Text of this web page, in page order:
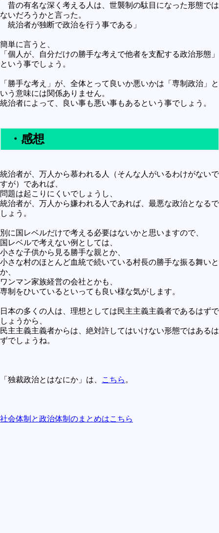
昔の有名な深く考える人は、世襲制の駄目になった形態では
ないだろうかと言った。
統治者が独断で政治を行う事である」
簡単に言うと、
「個人が、自分だけの勝手な考えで他者を支配する政治形態」
という事でしょう。
「勝手な考え」が、全体とって良いか悪いかは「専制政治」と
いう意味には関係ありません。
統治者によって、良い事も悪い事もあるという事でしょう。
・感想
統治者が、万人から慕われる人（そんな人がいるわけがないで
すが）であれば、
問題は起こりにくいでしょうし、
統治者が、万人から嫌われる人であれば、最悪な政治となるで
しょう。
別に国レベルだけで考える必要はないかと思いますので、
国レベルで考えない例としては、
小さな子供から見る勝手な親とか、
小さな村のほとんど血統で続いている村長の勝手な振る舞いと
か、
ワンマン家族経営の会社とかも、
専制をひいているといっても良い様な気がします。
日本の多くの人は、理想としては民主主義主義者であるはずで
しょうから、
民主主義主義者からは、絶対許してはいけない形態ではあるは
ずでしょうね。
「独裁政治とはなにか」は、 こちら。
社会体制と政治体制のまとめはこちら